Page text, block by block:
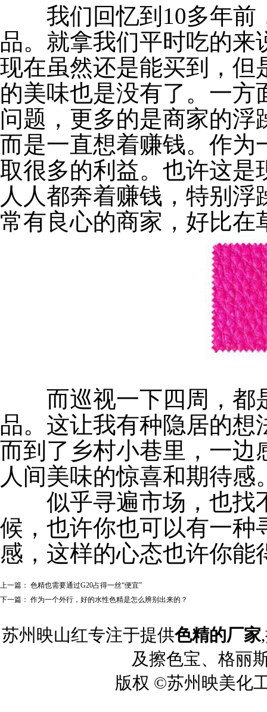
我们回忆到10多年前
品。就拿我们平时吃的
现在虽然还是能买到，但
的美味也是没有了。一
问题，更多的是商家的
而是一直想着赚钱。作为
取很多的利益。也许这是
人人都奔着赚钱，特别
常有良心的商家，好比在
而巡视一下四周，都
品。这让我有种隐居的
而到了乡村小巷里，一边
人间美味的惊喜和期待感
似乎寻遍市场，也找
候，也许你也可以有一种
感，这样的心态也许你能
上一篇： 色精也需要通过G20占得一丝“便宜”
下一篇： 作为一个外行，好的水性色精是怎么辨别出来的？
苏州映山红专注于提供色精的厂家
及擦色宝、格丽
版权 ©苏州映美化